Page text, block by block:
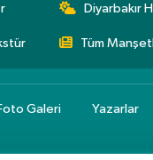
Diyarbakır
Tüm
Galeri Yazarlar